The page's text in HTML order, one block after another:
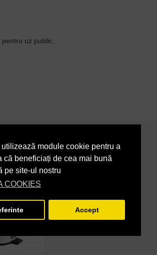
module cookie pentru a
că beneficiați de cea mai bună
pe site-ul nostru
COOKIES
Accept
uz public.
2 - 3 SAPTAMANI